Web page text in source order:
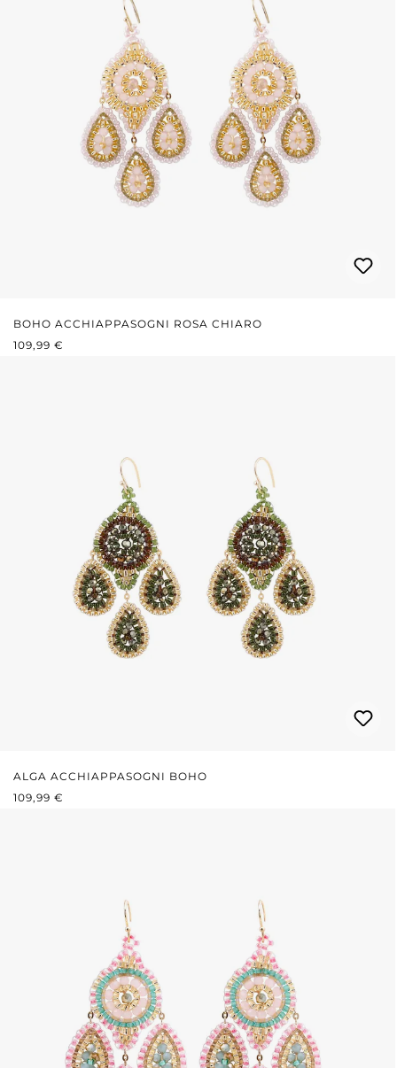
BOHO ACCHIAPPASOGNI ROSA CHIARO
PREZZO NORMALE:
109,99 €
ALGA ACCHIAPPASOGNI BOHO
PREZZO NORMALE:
109,99 €